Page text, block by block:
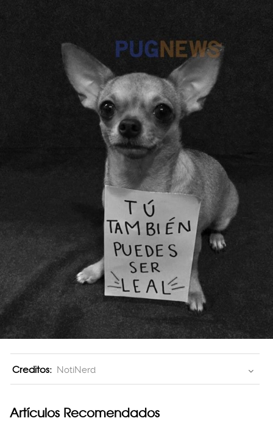
Creditos: NotiNerd
Artículos Recomendados